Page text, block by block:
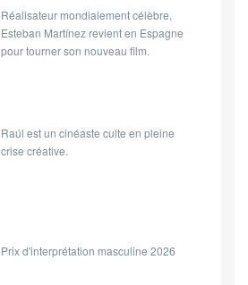
Réalisateur mondialement célèbre,
Esteban Martínez revient en Espagne
pour tourner son nouveau film.
Raúl est un cinéaste culte en pleine
crise créative.
Prix d'interprétation masculine 2026